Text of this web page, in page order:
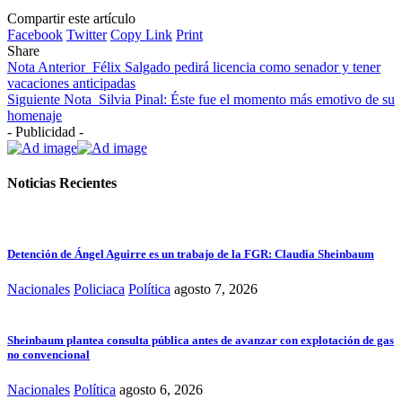
Compartir este artículo
Facebook Twitter Copy Link Print
Share
Nota Anterior Félix Salgado pedirá licencia como senador y tener
vacaciones anticipadas
Siguiente Nota Silvia Pinal: Éste fue el momento más emotivo de su
homenaje
- Publicidad -
Noticias Recientes
Detención de Ángel Aguirre es un trabajo de la FGR: Claudia Sheinbaum
Nacionales Policiaca Política agosto 7, 2026
Sheinbaum plantea consulta pública antes de avanzar con explotación de gas
no convencional
Nacionales Política agosto 6, 2026